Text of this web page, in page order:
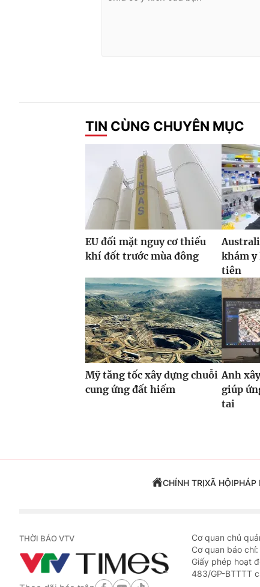
TIN CÙNG CHUYÊN MỤC
EU đối mặt nguy cơ thiếu
khí đốt trước mùa đông
khám y
tiên
Mỹ tăng tốc xây dựng chuỗi
cung ứng đất hiếm
Anh
giúp
tai
CHÍNH TRỊXÃ HỘIPHÁP
THỜI BÁO VTV Cơ quan chủ
Cơ quan báo chí:
Giấy phép hoạt
483/GP-BTTTT